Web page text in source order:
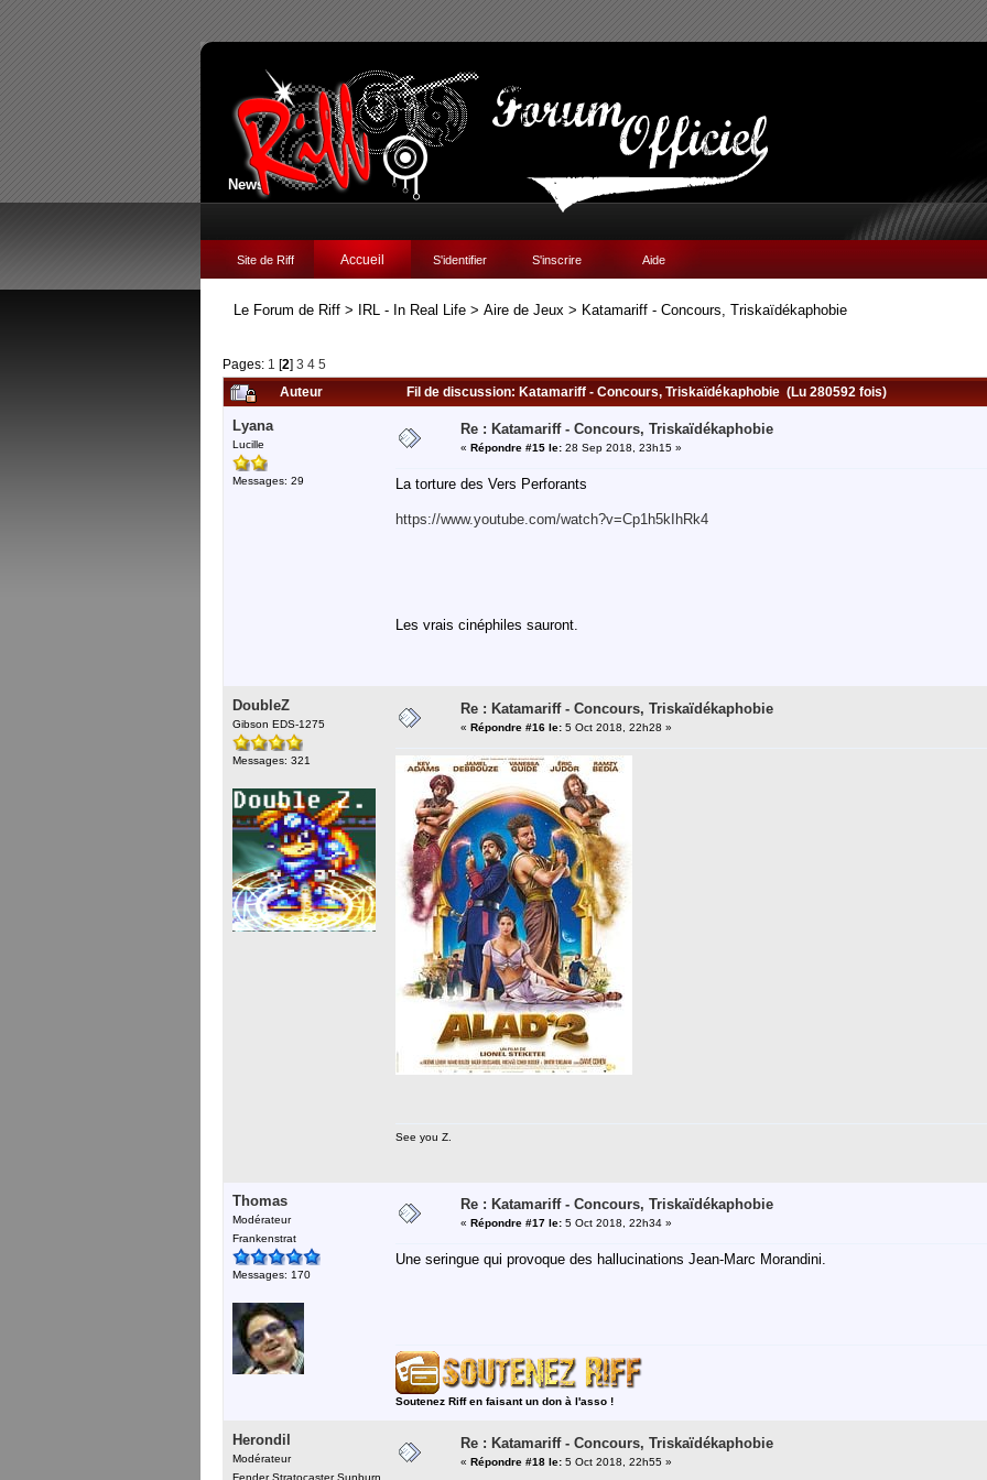
News:
Site de Riff Accueil S'identifier S'inscrire Aide
Le Forum de Riff > IRL - In Real Life > Aire de Jeux > Katamariff - Concours, Triskaïdékaphobie
Pages: 1 [2] 3 4 5
Auteur Fil de discussion: Katamariff - Concours, Triskaïdékaphobie (Lu 280592 fois)
Lyana
Lucille
Messages: 29
Re : Katamariff - Concours, Triskaïdékaphobie
« Répondre #15 le: 28 Sep 2018, 23h15 »
La torture des Vers Perforants
https://www.youtube.com/watch?v=Cp1h5kIhRk4
Les vrais cinéphiles sauront.
DoubleZ
Gibson EDS-1275
Messages: 321
Re : Katamariff - Concours, Triskaïdékaphobie
« Répondre #16 le: 5 Oct 2018, 22h28 »
See you Z.
Thomas
Modérateur
Frankenstrat
Messages: 170
Re : Katamariff - Concours, Triskaïdékaphobie
« Répondre #17 le: 5 Oct 2018, 22h34 »
Une seringue qui provoque des hallucinations Jean-Marc Morandini.
Soutenez Riff en faisant un don à l'asso !
Herondil
Modérateur
Fender Stratocaster Sunburn
Re : Katamariff - Concours, Triskaïdékaphobie
« Répondre #18 le: 5 Oct 2018, 22h55 »